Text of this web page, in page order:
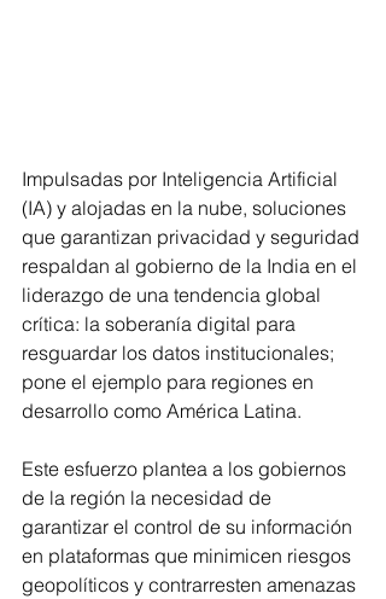
Impulsadas por Inteligencia Artificial
(IA) y alojadas en la nube, soluciones
que garantizan privacidad y seguridad
respaldan al gobierno de la India en el
liderazgo de una tendencia global
crítica: la soberanía digital para
resguardar los datos institucionales;
pone el ejemplo para regiones en
desarrollo como América Latina.
Este esfuerzo plantea a los gobiernos
de la región la necesidad de
garantizar el control de su información
en plataformas que minimicen riesgos
geopolíticos y contrarresten amenazas